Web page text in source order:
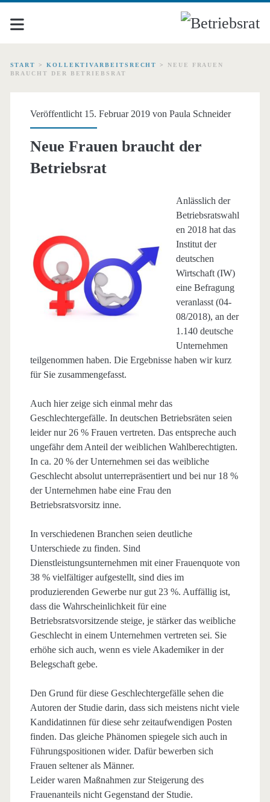
START > KOLLEKTIVARBEITSRECHT > NEUE FRAUEN
BRAUCHT DER BETRIEBSRAT
Veröffentlicht 15. Februar 2019 von Paula Schneider
Neue Frauen braucht der
Betriebsrat
Anlässlich der
Betriebsratswahl
en 2018 hat das
Institut der
deutschen
Wirtschaft (IW)
eine Befragung
veranlasst (04-
08/2018), an der
1.140 deutsche
Unternehmen
teilgenommen haben. Die Ergebnisse haben wir kurz
für Sie zusammengefasst.
Auch hier zeige sich einmal mehr das
Geschlechtergefälle. In deutschen Betriebsräten seien
leider nur 26 % Frauen vertreten. Das entspreche auch
ungefähr dem Anteil der weiblichen Wahlberechtigten.
In ca. 20 % der Unternehmen sei das weibliche
Geschlecht absolut unterrepräsentiert und bei nur 18 %
der Unternehmen habe eine Frau den
Betriebsratsvorsitz inne.
In verschiedenen Branchen seien deutliche
Unterschiede zu finden. Sind
Dienstleistungsunternehmen mit einer Frauenquote von
38 % vielfältiger aufgestellt, sind dies im
produzierenden Gewerbe nur gut 23 %. Auffällig ist,
dass die Wahrscheinlichkeit für eine
Betriebsratsvorsitzende steige, je stärker das weibliche
Geschlecht in einem Unternehmen vertreten sei. Sie
erhöhe sich auch, wenn es viele Akademiker in der
Belegschaft gebe.
Den Grund für diese Geschlechtergefälle sehen die
Autoren der Studie darin, dass sich meistens nicht viele
Kandidatinnen für diese sehr zeitaufwendigen Posten
finden. Das gleiche Phänomen spiegele sich auch in
Führungspositionen wider. Dafür bewerben sich
Frauen seltener als Männer.
Leider waren Maßnahmen zur Steigerung des
Frauenanteils nicht Gegenstand der Studie.